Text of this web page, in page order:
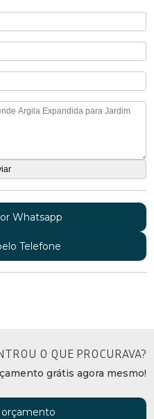
Whatsapp
Telefone
O QUE PROCURAVA?
grátis agora mesmo!